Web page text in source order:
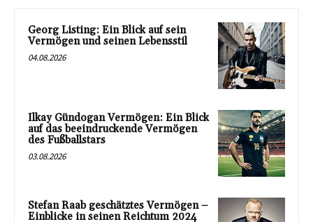
Georg Listing: Ein Blick auf sein
Vermögen und seinen Lebensstil
04.08.2026
Ilkay Gündogan Vermögen: Ein Blick
auf das beeindruckende Vermögen
des Fußballstars
03.08.2026
Stefan Raab geschätztes Vermögen –
Einblicke in seinen Reichtum 2024